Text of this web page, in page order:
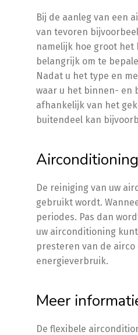
Bij de aanleg van een
van tevoren
namelijk hoe groot het
belangrijk om te
Nadat u het type en
waar u het binnen- en
afhankelijk van het
buitendeel kan
De reiniging van uw
gebruikt wordt.
periodes. Pas dan
uw airconditioning
presteren van de
energieverbruik.
Meer
De flexibele